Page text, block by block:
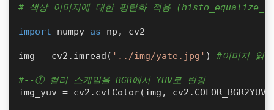
# 색상 이미지에 대한 평탄화 적용
import numpy as np, cv2
img = cv2.imread( '../img/yate.jpg' ) #이미지 읽
#--① 컬러 스케일을 BGR에서 YUV로 변경
img_yuv = cv2.cvtColor(img,